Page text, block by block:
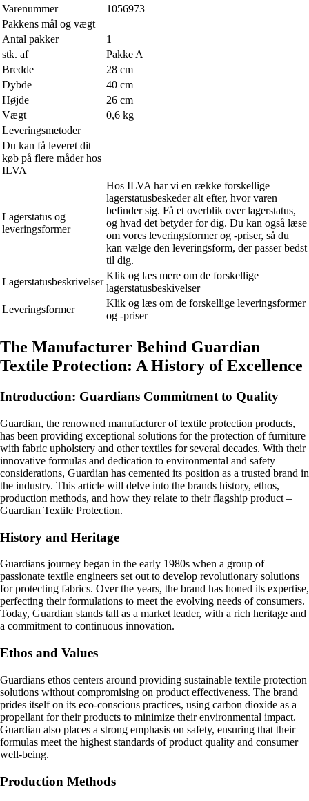
Varenummer
1056973
Pakkens mål og vægt
Antal pakker
1
stk. af
Pakke A
Bredde
28 cm
Dybde
40 cm
Højde
26 cm
Vægt
0,6 kg
Leveringsmetoder
Du kan få leveret dit
køb på flere måder hos
ILVA
Lagerstatus og
leveringsformer
Hos ILVA har vi en række forskellige
lagerstatusbeskeder alt efter, hvor varen
befinder sig. Få et overblik over lagerstatus,
og hvad det betyder for dig. Du kan også læse
om vores leveringsformer og -priser, så du
kan vælge den leveringsform, der passer bedst
til dig.
Lagerstatusbeskrivelser
Klik og læs mere om de forskellige
lagerstatusbeskivelser
Leveringsformer
Klik og læs om de forskellige leveringsformer
og -priser
The Manufacturer Behind Guardian
Textile Protection: A History of Excellence
Introduction: Guardians Commitment to Quality
Guardian, the renowned manufacturer of textile protection products,
has been providing exceptional solutions for the protection of furniture
with fabric upholstery and other textiles for several decades. With their
innovative formulas and dedication to environmental and safety
considerations, Guardian has cemented its position as a trusted brand in
the industry. This article will delve into the brands history, ethos,
production methods, and how they relate to their flagship product –
Guardian Textile Protection.
History and Heritage
Guardians journey began in the early 1980s when a group of
passionate textile engineers set out to develop revolutionary solutions
for protecting fabrics. Over the years, the brand has honed its expertise,
perfecting their formulations to meet the evolving needs of consumers.
Today, Guardian stands tall as a market leader, with a rich heritage and
a commitment to continuous innovation.
Ethos and Values
Guardians ethos centers around providing sustainable textile protection
solutions without compromising on product effectiveness. The brand
prides itself on its eco-conscious practices, using carbon dioxide as a
propellant for their products to minimize their environmental impact.
Guardian also places a strong emphasis on safety, ensuring that their
formulas meet the highest standards of product quality and consumer
well-being.
Production Methods